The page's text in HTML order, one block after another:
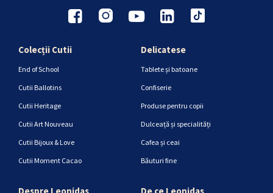
Colecții Cutii
End of School
Cutii Ballotins
Cutii Heritage
Cutii Art Nouveau
Cutii Bijoux & Love
Cutii Moment Cacao
Delicatese
Tablete și batoane
Confiserie
Produse pentru copii
Dulceață și specialități
Cafea și ceai
Băuturi fine
Despre Leonidas De ce Leonidas